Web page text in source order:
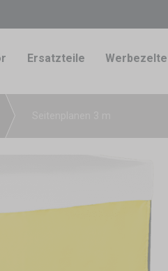
Ersatzteile Werbezelte